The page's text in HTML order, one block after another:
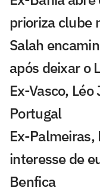
prioriza clube
Salah
após deixar o
Ex-Vasco,
Portugal
Ex-Palmeiras,
interesse de
Benfica